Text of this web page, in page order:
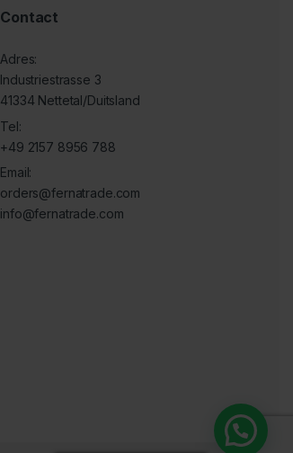
Contact
Adres:
Industriestrasse 3
41334 Nettetal/Duitsland
Tel:
+49 2157 8956 788
Email:
orders@fernatrade.com
info@fernatrade.com